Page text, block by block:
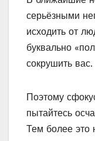
серьёзными
исходить от
буквально
сокрушить вас.
Поэтому
пытайтесь
Тем более это